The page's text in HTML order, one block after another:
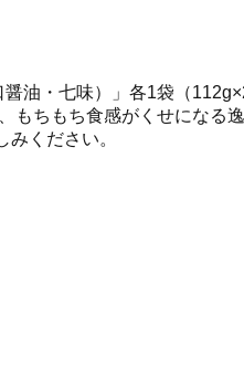
油・七味）」各1袋（
ちもち食感がくせになる
ください。